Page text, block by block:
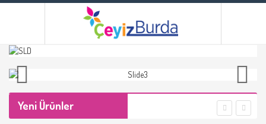
Yeni Ürünler